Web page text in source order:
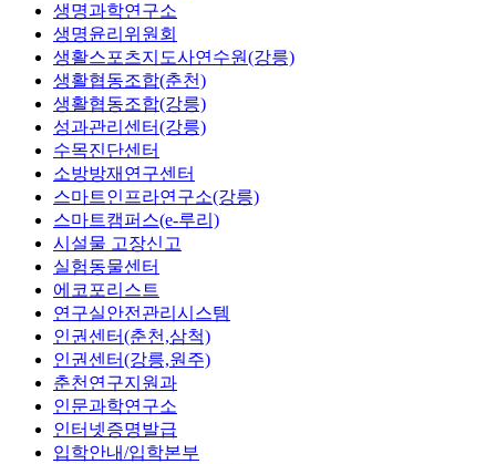
생명과학연구소
생명윤리위원회
생활스포츠지도사연수원(강릉)
생활협동조합(춘천)
생활협동조합(강릉)
성과관리센터(강릉)
수목진단센터
소방방재연구센터
스마트인프라연구소(강릉)
스마트캠퍼스(e-루리)
시설물 고장신고
실험동물센터
에코포리스트
연구실안전관리시스템
인권센터(춘천,삼척)
인권센터(강릉,원주)
춘천연구지원과
인문과학연구소
인터넷증명발급
입학안내/입학본부